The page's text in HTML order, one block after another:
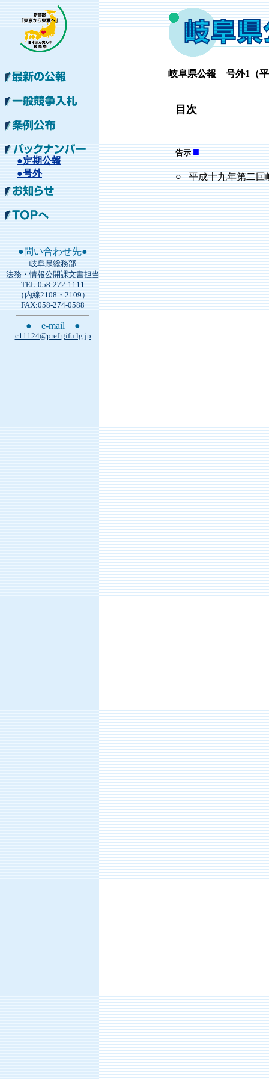
●定期公報
●号外
●問い合わせ先●
岐阜県総務部
法務・情報公開課文書担当
TEL:058-272-1111
（内線2108・2109）
FAX:058-274-0588
● e-mail ●
c11124@pref.gifu.lg.jp
岐阜県公報 号外1（平
目次
告示■
○ 平成十九年第二